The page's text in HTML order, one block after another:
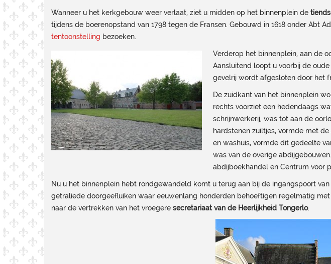
Wanneer u het kerkgebouw weer verlaat, ziet u midden op het binnenplein de
tijdens de boerenopstand van 1798 tegen de Fransen. Gebouwd in 1618 onder Abt
tentoonstelling bezoeken.
Verderop het binnenplein, aan de
Aansluitend loopt u voorbij de
gevelrij wordt afgesloten door het
De zuidkant van het binnenplein
rechts voorziet een hedendaags
schrijnwerkerij, was tot aan de
hardstenen zuiltjes, vormde met
en washuis, vormde dit gedeelte
was van de overige
abdijboekhandel en Centrum voor
Nu u het binnenplein hebt rondgewandeld komt u terug aan bij de ingangspoort
getraliede doorgeefluiken waar eeuwenlang honderden behoeftigen regelmatig
naar de vertrekken van het vroegere secretariaat van de Heerlijkheid Tongerlo.